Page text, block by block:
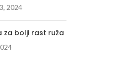
2024
za bolji rast ruža